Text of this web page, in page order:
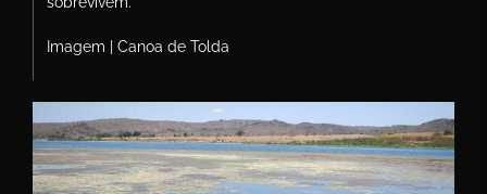
Imagem | Canoa de Tolda